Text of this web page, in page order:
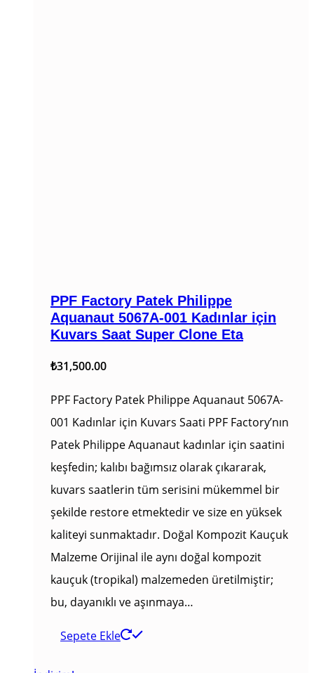
PPF Factory Patek Philippe
Aquanaut 5067A-001 Kadınlar için
Kuvars Saat Super Clone Eta
₺31,500.00
PPF Factory Patek Philippe Aquanaut 5067A-
001 Kadınlar için Kuvars Saati PPF Factory’nın
Patek Philippe Aquanaut kadınlar için saatini
keşfedin; kalıbı bağımsız olarak çıkararak,
kuvars saatlerin tüm serisini mükemmel bir
şekilde restore etmektedir ve size en yüksek
kaliteyi sunmaktadır. Doğal Kompozit Kauçuk
Malzeme Orijinal ile aynı doğal kompozit
kauçuk (tropikal) malzemeden üretilmiştir;
bu, dayanıklı ve aşınmaya…
Sepete Ekle